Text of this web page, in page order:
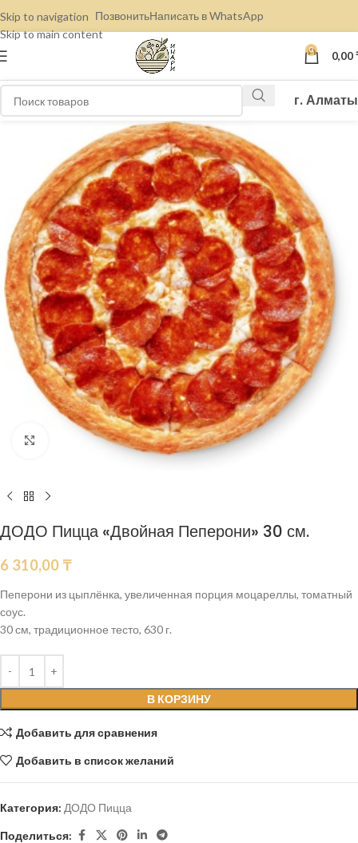
Skip to navigation
Skip to main content
ПозвонитьНаписать в WhatsApp
0 0,00
г. Алматы
Нажмите, чтобы увеличить
ДОДО Пицца «Двойная Пеперони» 30 см.
6 310,00 ₸
Пеперони из цыплёнка, увеличенная порция моцареллы, томатный
соус.
30 см, традиционное тесто, 630 г.
В КОРЗИНУ
Добавить для сравнения
Добавить в список желаний
Категория: ДОДО Пицца
Поделиться: